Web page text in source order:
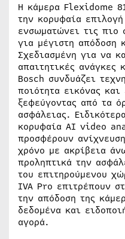
Η κάμερα Flexidome
την κορυφαία
ενσωματώνει τις πιο
για μέγιστη απόδοση
Σχεδιασμένη για να
απαιτητικές ανάγκες
Bosch συνδυάζει
ποιότητα εικόνας
ξεφεύγοντας από τα
ασφάλειας.
κορυφαία ΑΙ video
προσφέρουν
χρόνο με ακρίβεια
προληπτικά την
του επιτηρούμενου
IVA Pro επιτρέπουν
την απόδοση της
δεδομένα και
αγορά.